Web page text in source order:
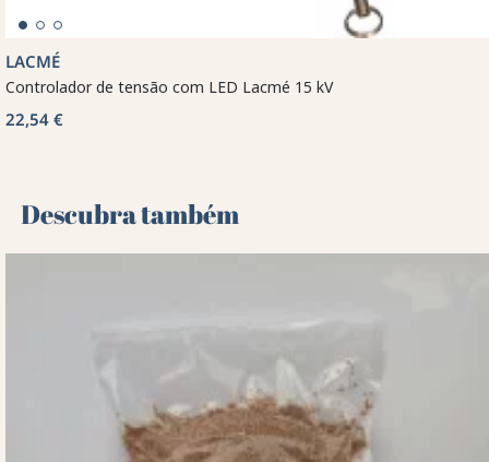
LACMÉ
Controlador de tensão com LED Lacmé 15 kV
22,54 €
Descubra também 🌻